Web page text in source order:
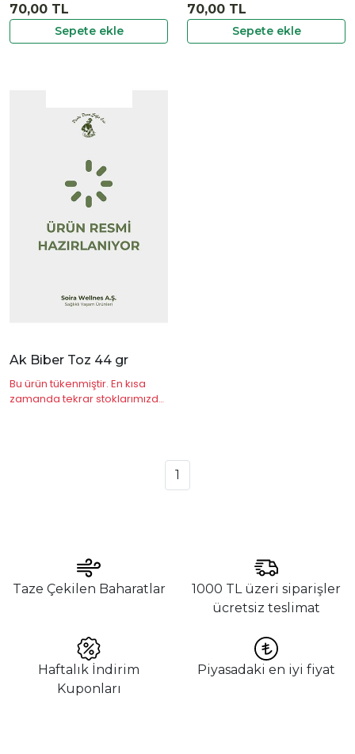
Sepete ekle
70,00 TL
Sepete ekle
70,00 TL
Ak Biber Toz 44 gr
Bu ürün tükenmiştir. En kısa
zamanda tekrar stoklarımızda
1
Taze Çekilen Baharatlar
1000 TL üzeri siparişler
ücretsiz teslimat
Haftalık İndirim
Kuponları
Piyasadaki en iyi fiyat